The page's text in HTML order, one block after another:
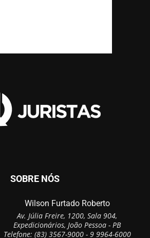
SOBRE NÓS
Wilson Furtado Roberto
Av. Júlia Freire, 1200, Sala 904,
Expedicionários, João Pessoa - PB
Telefone: (83) 3567-9000 - 9 9964-6000